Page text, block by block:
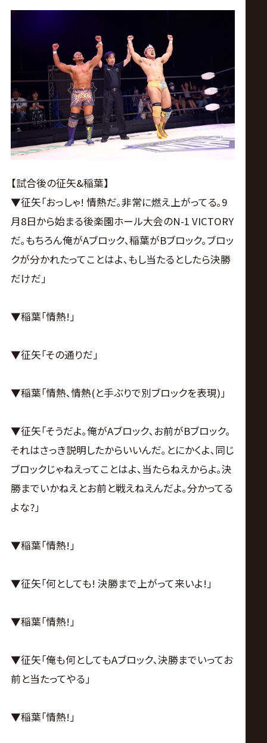
【試合後の征矢&稲葉】
▼征矢｢おっしゃ! 情熱だ｡非常に燃え上がってる｡9
月8日から始まる後楽園ホール大会のN-1 VICTORY
だ｡もちろん俺がAブロック､稲葉がBブロック｡ブロッ
クが分かれたってことはよ､もし当たるとしたら決勝
だけだ｣
▼稲葉｢情熱!｣
▼征矢｢その通りだ｣
▼稲葉｢情熱､情熱(と手ぶりで別ブロックを表現)｣
▼征矢｢そうだよ｡俺がAブロック､お前がBブロック｡
それはさっき説明したからいいんだ｡とにかくよ､同じ
ブロックじゃねえってことはよ､当たらねえからよ｡決
勝までいかねえとお前と戦えねえんだよ｡分かってる
よな?｣
▼稲葉｢情熱!｣
▼征矢｢何としても! 決勝まで上がって来いよ!｣
▼稲葉｢情熱!｣
▼征矢｢俺も何としてもAブロック､決勝までいってお
前と当たってやる｣
▼稲葉｢情熱!｣